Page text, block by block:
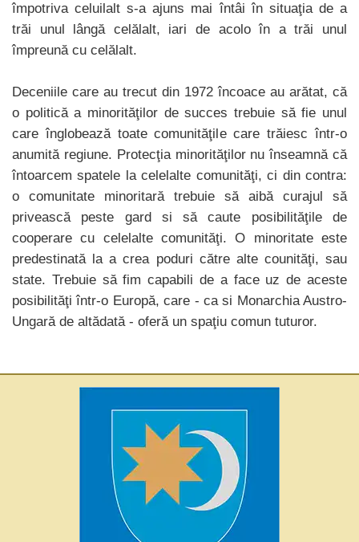
împotriva celuilalt s-a ajuns mai întâi în situaţia de a
trăi unul lângă celălalt, iari de acolo în a trăi unul
împreună cu celălalt.
Deceniile care au trecut din 1972 încoace au arătat, că
o politică a minorităţilor de succes trebuie să fie unul
care înglobează toate comunităţile care trăiesc într-o
anumită regiune. Protecţia minorităţilor nu înseamnă că
întoarcem spatele la celelalte comunităţi, ci din contra:
o comunitate minoritară trebuie să aibă curajul să
privească peste gard si să caute posibilităţile de
cooperare cu celelalte comunităţi. O minoritate este
predestinată la a crea poduri către alte counităţi, sau
state. Trebuie să fim capabili de a face uz de aceste
posibilităţi într-o Europă, care - ca si Monarchia Austro-
Ungară de altădată - oferă un spaţiu comun tuturor.